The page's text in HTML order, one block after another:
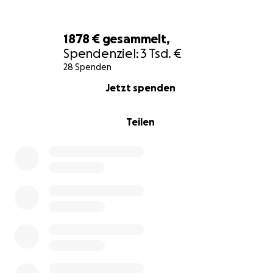
1878 € gesammelt,
Spendenziel:3 Tsd. €
28 Spenden
Teilen
Jetzt spenden